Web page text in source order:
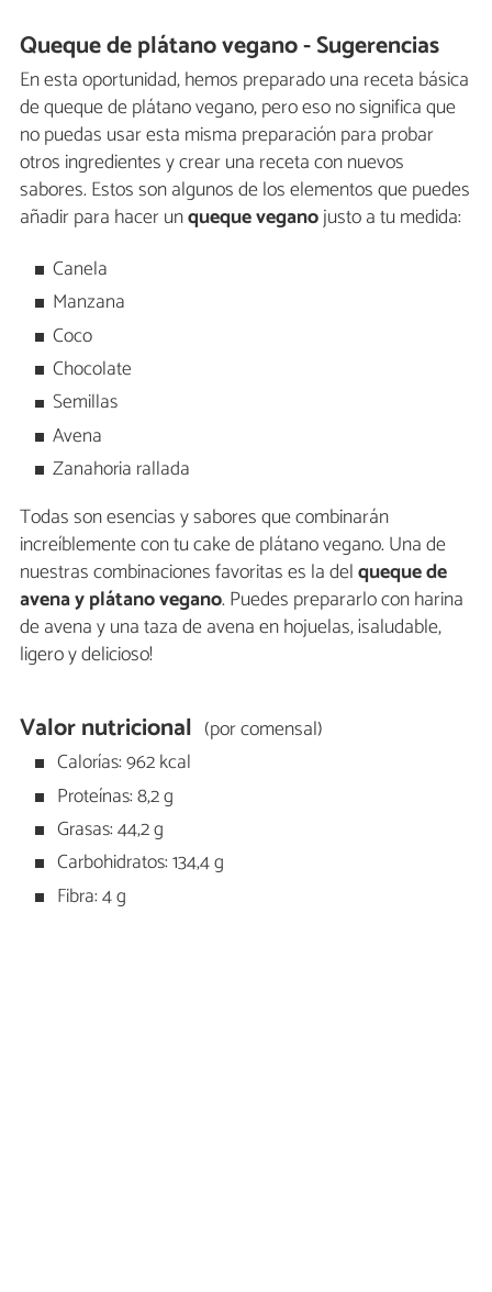
Queque de plátano vegano - Sugerencias
En esta oportunidad, hemos preparado una receta básica
de queque de plátano vegano, pero eso no significa que
no puedas usar esta misma preparación para probar
otros ingredientes y crear una receta con nuevos
sabores. Estos son algunos de los elementos que puedes
añadir para hacer unqueque veganojusto a tu medida:
Canela
Manzana
Coco
Chocolate
Semillas
Avena
Zanahoria rallada
Todas son esencias y sabores que combinarán
increíblemente con tu cake de plátano vegano. Una de
nuestras combinaciones favoritas es la delqueque de
avena y plátano vegano. Puedes prepararlo con harina
de avena y una taza de avena en hojuelas, ¡saludable,
ligero y delicioso!
Valor nutricional (por comensal)
Calorías: 962 kcal
Proteínas: 8,2 g
Grasas: 44,2 g
Carbohidratos: 134,4 g
Fibra: 4 g